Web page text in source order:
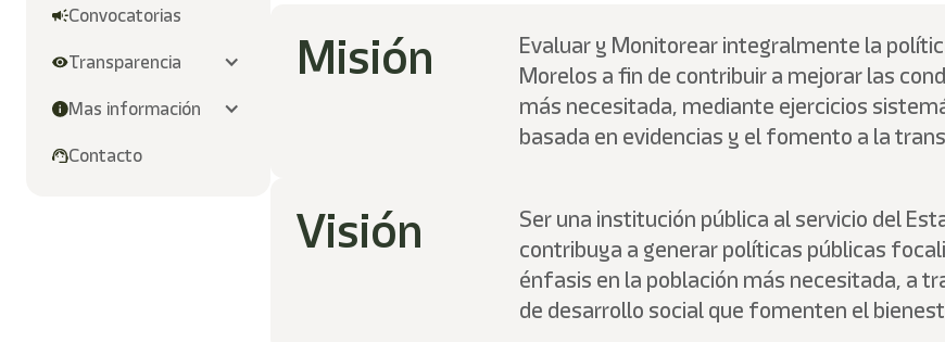
Convocatorias
Transparencia
Mas información
Contacto
Misión
Evaluar y Monitorear integralmente la
Morelos a fin de contribuir a mejorar las
más necesitada, mediante ejercicios
basada en evidencias y el fomento a la
Visión
Ser una institución pública al servicio del
contribuya a generar políticas públicas
énfasis en la población más necesitada, a
de desarrollo social que fomenten el